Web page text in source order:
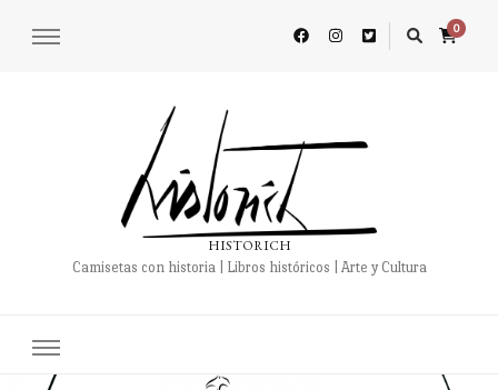
0
HISTORICH
Camisetas con historia | Libros históricos | Arte y Cultura